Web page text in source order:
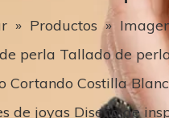
» Productos »
perla Tallado de
Cortando Costilla
de joyas Diseño de